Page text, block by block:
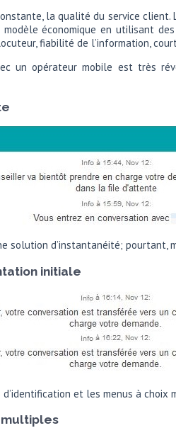
la qualité du service client.
économique en utilisant
fiabilité de l’information,
un opérateur mobile est très
solution d’instantanéité;
initiale
d’identification et les menus à